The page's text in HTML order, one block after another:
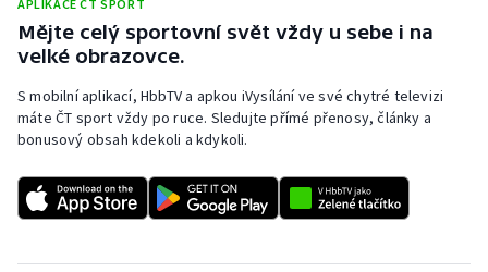
APLIKACE ČT SPORT
Mějte celý sportovní svět vždy u sebe i na
velké obrazovce.
S mobilní aplikací, HbbTV a apkou iVysílání ve své chytré televizi
máte ČT sport vždy po ruce. Sledujte přímé přenosy, články a
bonusový obsah kdekoli a kdykoli.